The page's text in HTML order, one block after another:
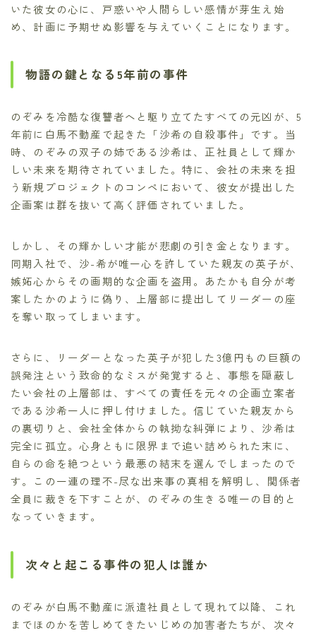
いた彼女の心に、戸惑いや人間らしい感情が芽生え始
め、計画に予期せぬ影響を与えていくことになります。
物語の鍵となる5年前の事件
のぞみを冷酷な復讐者へと駆り立てたすべての元凶が、5
年前に白馬不動産で起きた「沙希の自殺事件」です。当
時、のぞみの双子の姉である沙希は、正社員として輝か
しい未来を期待されていました。特に、会社の未来を担
う新規プロジェクトのコンペにおいて、彼女が提出した
企画案は群を抜いて高く評価されていました。
しかし、その輝かしい才能が悲劇の引き金となります。
同期入社で、沙-希が唯一心を許していた親友の英子が、
嫉妬心からその画期的な企画を盗用。あたかも自分が考
案したかのように偽り、上層部に提出してリーダーの座
を奪い取ってしまいます。
さらに、リーダーとなった英子が犯した3億円もの巨額の
誤発注という致命的なミスが発覚すると、事態を隠蔽し
たい会社の上層部は、すべての責任を元々の企画立案者
である沙希一人に押し付けました。信じていた親友から
の裏切りと、会社全体からの執拗な糾弾により、沙希は
完全に孤立。心身ともに限界まで追い詰められた末に、
自らの命を絶つという最悪の結末を選んでしまったので
す。この一連の理不-尽な出来事の真相を解明し、関係者
全員に裁きを下すことが、のぞみの生きる唯一の目的と
なっていきます。
次々と起こる事件の犯人は誰か
のぞみが白馬不動産に派遣社員として現れて以降、これ
までほのかを苦しめてきたいじめの加害者たちが、次々